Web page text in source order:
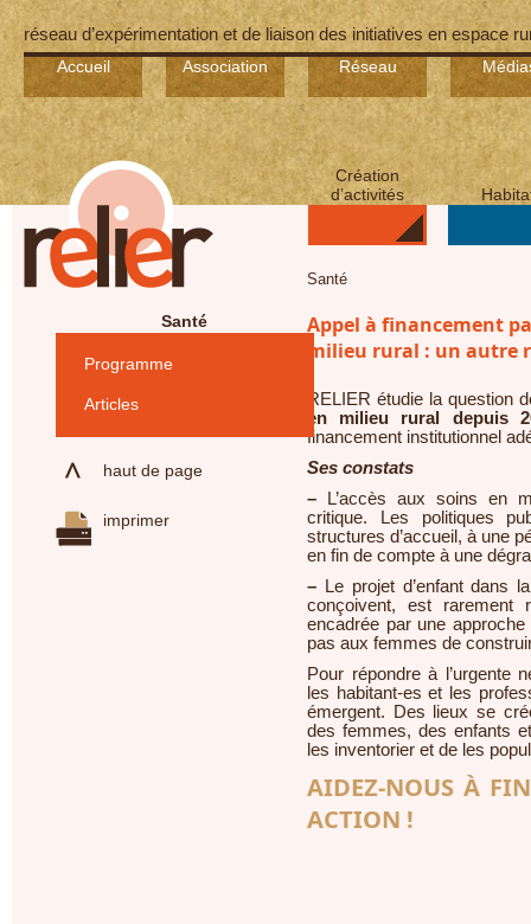
réseau d’expérimentation et de liaison des initiatives en espace
Accueil Association Réseau
Création
d’activités
Santé
Programme
Articles
haut de page
imprimer
Santé
Appel à financement
milieu rural : un autre
RELIER étudie la question
en milieu rural depuis
financement institutionnel
Ses constats
– L’accès aux soins en
critique. Les politiques
structures d’accueil, à une
en fin de compte à une
– Le projet d’enfant dans
conçoivent, est rarement
encadrée par une
pas aux femmes de
Pour répondre à l’urgente
les habitant-es et les
émergent. Des lieux se
des femmes, des enfants
les inventorier et de les
AIDEZ-NOUS À
ACTION !